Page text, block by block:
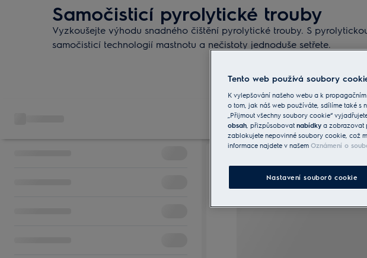
Samočisticí pyrolytické trouby
Vyzkoušejte výhodu snadného čištění pyrolytické trouby. S
samočisticí technologií mastnotu a nečistoty jednoduše setřete.
Tento web používá soubory
K vylepšování našeho webu a k
o tom, jak náš web používáte, sdílíme také s
„Přijmout všechny soubory cookie“
obsah, přizpůsobovat nabídky a zobrazovat
zablokujete nepovinné soubory cookie, což
informace najdete v našem Oznámení o
Nastavení souborů cookie